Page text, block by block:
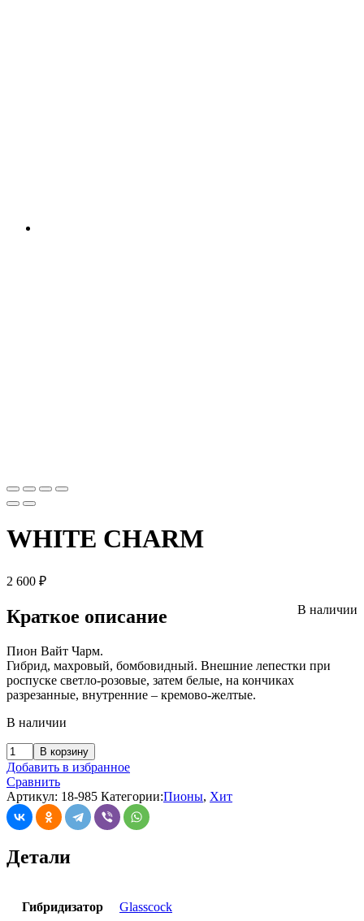
WHITE CHARM
2 600 ₽
В наличии
Краткое описание
Пион Вайт Чарм.
Гибрид, махровый, бомбовидный. Внешние лепестки при
роспуске светло-розовые, затем белые, на кончиках
разрезанные, внутренние – кремово-желтые.
В наличии
В корзину
Добавить в избранное
Сравнить
Артикул: 18-985 Категории:Пионы, Хит
Детали
Гибридизатор Glasscock